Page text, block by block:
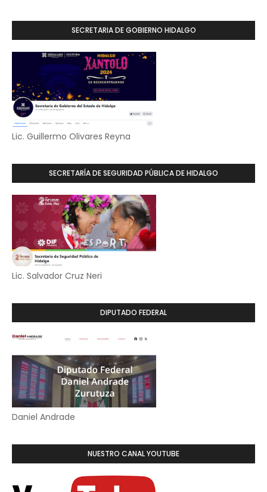
SECRETARIA DE GOBIERNO HIDALGO
Lic. Guillermo Olivares Reyna
SECRETARÍA DE SEGURIDAD PÚBLICA DE HIDALGO
Lic. Salvador Cruz Neri
DIPUTADO FEDERAL
Daniel Andrade
NUESTRO CANAL YOUTUBE